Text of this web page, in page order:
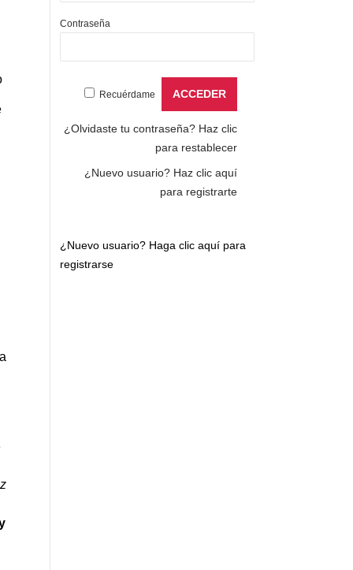
Contraseña
Recuérdame
¿Olvidaste tu contraseña? Haz clic
para restablecer
¿Nuevo usuario? Haz clic aquí
para registrarte
¿Nuevo usuario? Haga clic aquí para
registrarse